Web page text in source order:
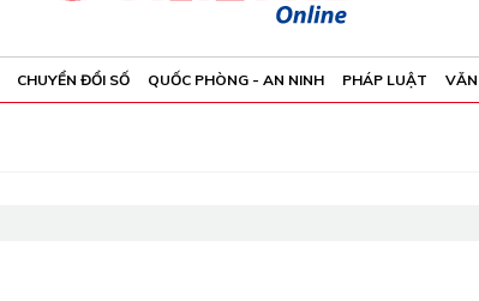
CHUYỂN ĐỔI SỐ QUỐC PHÒNG - AN NINH PHÁP LUẬT